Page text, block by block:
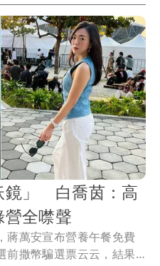
鏡」 白喬茵：高
全噤聲
蔣萬安宣布營養午餐免費
前撒幣騙選票云云，結果